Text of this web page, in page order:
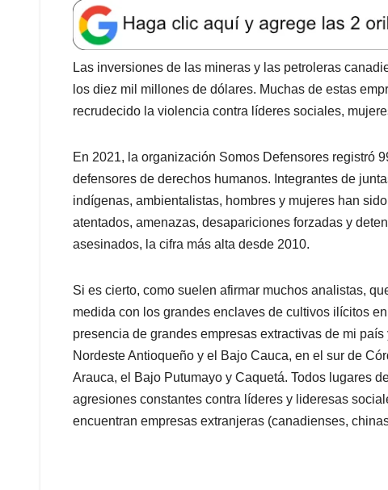
a
t
s
A
p
p
e
b
o
o
k
k
e
d
I
n
l
e
a
d
s
Las inversiones de las mineras y las petroleras
los diez mil millones de dólares. Muchas de estas
recrudecido la violencia contra líderes sociales,
En 2021, la organización Somos Defensores registró
defensores de derechos humanos. Integrantes de
indígenas, ambientalistas, hombres y mujeres han
atentados, amenazas, desapariciones forzadas y
asesinados, la cifra más alta desde 2010.
Si es cierto, como suelen afirmar muchos analistas,
medida con los grandes enclaves de cultivos ilícitos
presencia de grandes empresas extractivas de mi
Nordeste Antioqueño y el Bajo Cauca, en el sur de
Arauca, el Bajo Putumayo y Caquetá. Todos lugares
agresiones constantes contra líderes y lideresas
encuentran empresas extranjeras (canadienses,